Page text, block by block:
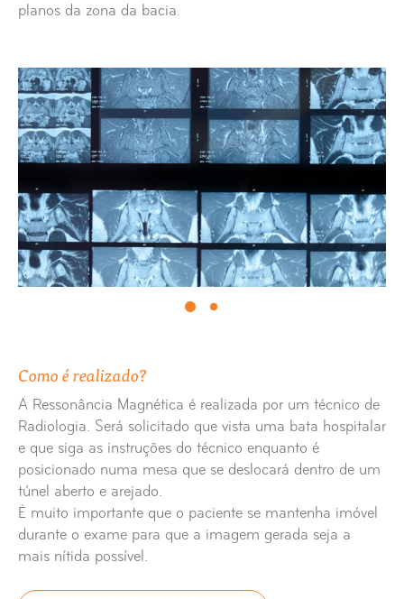
RM Articulações
RM Articulação Temporo-Mandibular
(ATM)
RM Bacia
RM Base Crânio
RM Cavum Faríngeo
RM Colangioressonância
RM Coluna
RM Cotovelo
RM Coxa
planos da zona da bacia.
Como é realizado?
A Ressonância Magnética é realizada por um técnico de
Radiologia. Será solicitado que vista uma bata hospitalar
e que siga as instruções do técnico enquanto é
posicionado numa mesa que se deslocará dentro de um
túnel aberto e arejado.
É muito importante que o paciente se mantenha imóvel
durante o exame para que a imagem gerada seja a
mais nítida possível.